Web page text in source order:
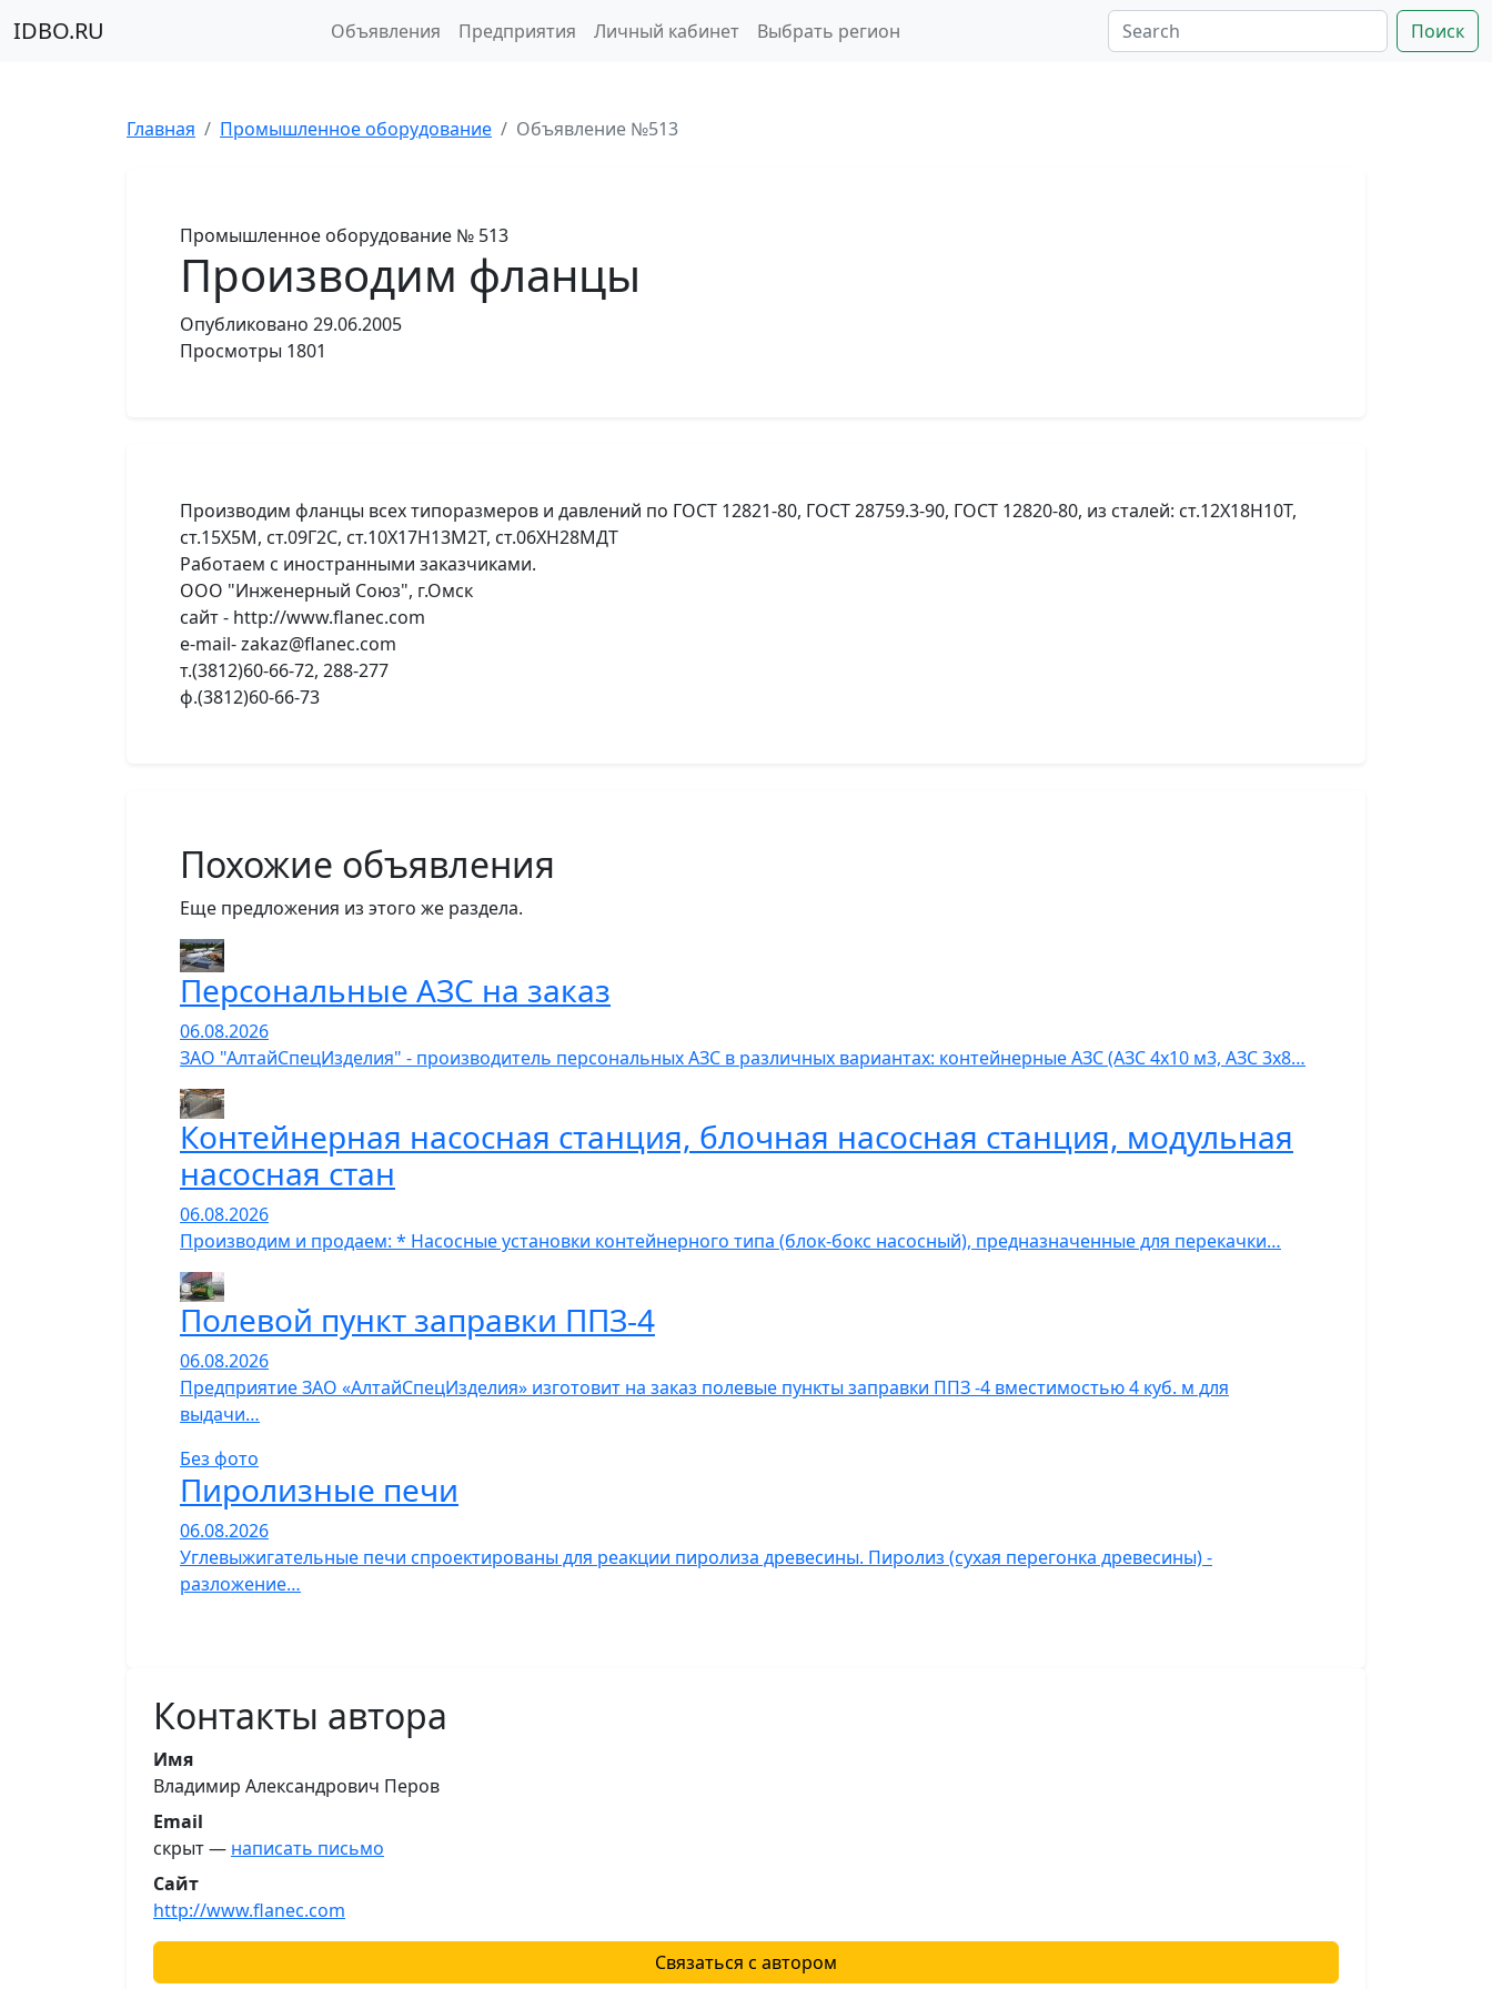
IDBO.RU Объявления Предприятия Личный кабинет Выбрать регион Поиск
Главная Промышленное оборудование Объявление №513
Промышленное оборудование № 513
Производим фланцы
Опубликовано 29.06.2005
Просмотры 1801
Производим фланцы всех типоразмеров и давлений по ГОСТ 12821-80, ГОСТ 28759.3-90, ГОСТ 12820-80, из сталей: ст.12Х18Н10Т,
ст.15Х5М, ст.09Г2С, ст.10Х17Н13М2Т, ст.06ХН28МДТ
Работаем с иностранными заказчиками.
ООО "Инженерный Союз", г.Омск
сайт - http://www.flanec.com
e-mail- zakaz@flaneс.com
т.(3812)60-66-72, 288-277
ф.(3812)60-66-73
Похожие объявления
Еще предложения из этого же раздела.
Персональные АЗС на заказ
06.08.2026
ЗАО "АлтайСпецИзделия" - производитель персональных АЗС в различных вариантах: контейнерные АЗС (АЗС 4х10 м3, АЗС 3х8…
Контейнерная насосная станция, блочная насосная станция, модульная
насосная стан
06.08.2026
Производим и продаем: * Насосные установки контейнерного типа (блок-бокс насосный), предназначенные для перекачки…
Полевой пункт заправки ППЗ-4
06.08.2026
Предприятие ЗАО «АлтайСпецИзделия» изготовит на заказ полевые пункты заправки ППЗ -4 вместимостью 4 куб. м для
выдачи…
Без фото
Пиролизные печи
06.08.2026
Углевыжигательные печи спроектированы для реакции пиролиза древесины. Пиролиз (сухая перегонка древесины) -
разложение…
Контакты автора
Имя
Владимир Александрович Перов
Email
скрыт — написать письмо
Сайт
http://www.flanec.com
Связаться с автором